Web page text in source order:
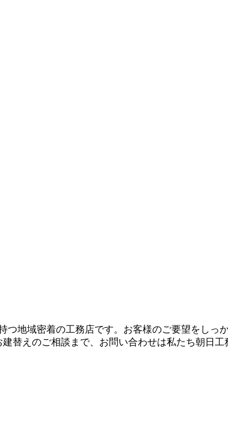
地域密着の工務店です。お客様のご要望をしっ
替えのご相談まで、お問い合わせは私たち朝日工